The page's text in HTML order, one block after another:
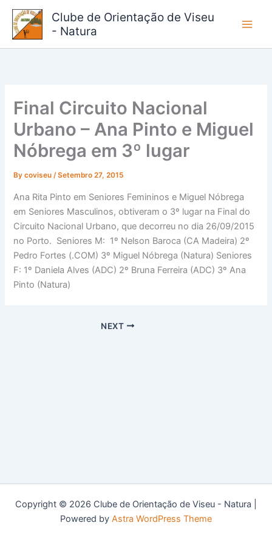
Skip
content
Clube de Orientação de Viseu
- Natura
Final Circuito Nacional
Urbano – Ana Pinto e Miguel
Nóbrega em 3º lugar
Bycoviseu/Setembro 27, 2015
Ana Rita Pinto em Seniores Femininos e Miguel Nóbrega
em Seniores Masculinos, obtiveram o 3º lugar na Final do
Circuito Nacional Urbano, que decorreu no dia 26/09/2015
no Porto. Seniores M: 1º Nelson Baroca (CA Madeira) 2º
Pedro Fortes (.COM) 3º Miguel Nóbrega (Natura) Seniores
F: 1º Daniela Alves (ADC) 2º Bruna Ferreira (ADC) 3º Ana
Pinto (Natura)
NEXT
Copyright © 2026 Clube de Orientação de Viseu - Natura |
Powered by Astra WordPress Theme